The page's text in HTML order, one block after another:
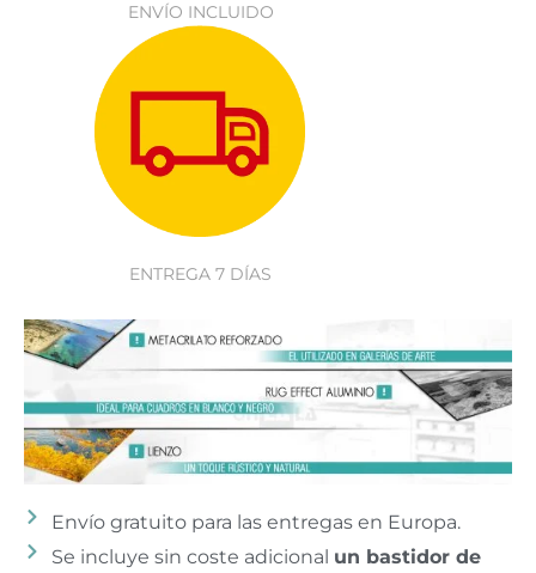
ENVÍO INCLUIDO
ENTREGA 7 DÍAS
Envío gratuito para las entregas en Europa.
Se incluye sin coste adicional un bastidor de